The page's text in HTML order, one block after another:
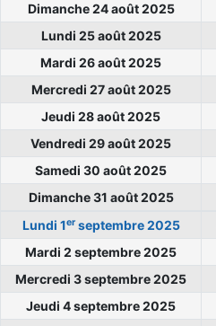
Dimanche 24 août 2025
Lundi 25 août 2025
Mardi 26 août 2025
Mercredi 27 août 2025
Jeudi 28 août 2025
Vendredi 29 août 2025
Samedi 30 août 2025
Dimanche 31 août 2025
Lundi 1erseptembre 2025
Mardi 2 septembre 2025
Mercredi 3 septembre 2025
Jeudi 4 septembre 2025